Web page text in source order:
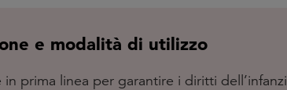
e modalità di utilizzo
in prima linea per garantire i diritti